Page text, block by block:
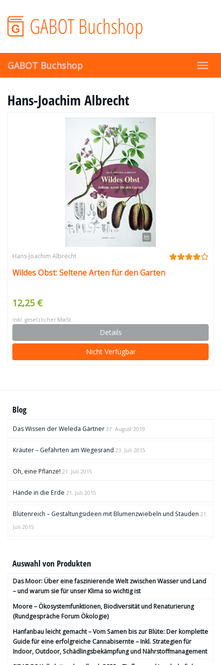
main
content
GABOT Buchshop
Hans-Joachim Albrecht
Hans-Joachim Albrecht
Wildes Obst: Seltene Arten für den Garten
12,25 €
inkl. gesetzlicher MwSt.
Details
Nicht Verfügbar
Blog
Das Wissen der Weleda Gärtner 27. August 2019
Kräuter – Gefährten am Wegesrand 23. Juli 2015
Oh, eine Pflanze! 21. Juli 2015
Hände in die Erde 21. Juli 2015
Blütenreich – Gestaltungsideen mit Blumenzwiebeln und Stauden 21.
Juli 2015
Auswahl von Produkten
Das Moor: Über eine faszinierende Welt zwischen Wasser und Land
– und warum sie für unser Klima so wichtig ist
Moore – Ökosystemfunktionen, Bio­diversität und Renaturierung
(Rundgespräche Forum Ökologie)
Hanfanbau leicht gemacht – Vom Samen bis zur Blüte: Der komplette
Guide für eine erfolgreiche Cannabisernte – Inkl. Strategien für
Indoor, Outdoor, Schädlingsbekämpfung und Nährstoffmanagement